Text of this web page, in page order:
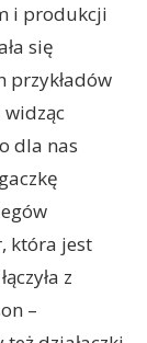
i produkcji
się
przykładów
widząc
dla nas
która jest
z
–